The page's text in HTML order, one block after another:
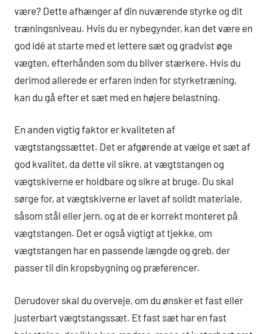
være? Dette afhænger af din nuværende styrke og dit
træningsniveau. Hvis du er nybegynder, kan det være en
god idé at starte med et lettere sæt og gradvist øge
vægten, efterhånden som du bliver stærkere. Hvis du
derimod allerede er erfaren inden for styrketræning,
kan du gå efter et sæt med en højere belastning.
En anden vigtig faktor er kvaliteten af
vægtstangssættet. Det er afgørende at vælge et sæt af
god kvalitet, da dette vil sikre, at vægtstangen og
vægtskiverne er holdbare og sikre at bruge. Du skal
sørge for, at vægtskiverne er lavet af solidt materiale,
såsom stål eller jern, og at de er korrekt monteret på
vægtstangen. Det er også vigtigt at tjekke, om
vægtstangen har en passende længde og greb, der
passer til din kropsbygning og præferencer.
Derudover skal du overveje, om du ønsker et fast eller
justerbart vægtstangssæt. Et fast sæt har en fast